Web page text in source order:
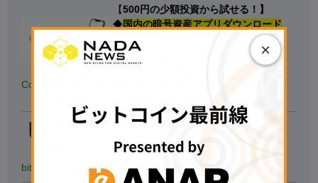
Coincheck
【500円の少額投資から試せる！】
◆国内の暗号資産アプリダウンロード
数.No1
※対象：国内の暗号資産取引アプリ、データ協力：
bitbank
【たくさんの銘柄で取引する人向け】
◆40種類以上の銘柄を用意
◆1万円以上の入金で現金1,000円獲得
無料で口座開設する◁
×